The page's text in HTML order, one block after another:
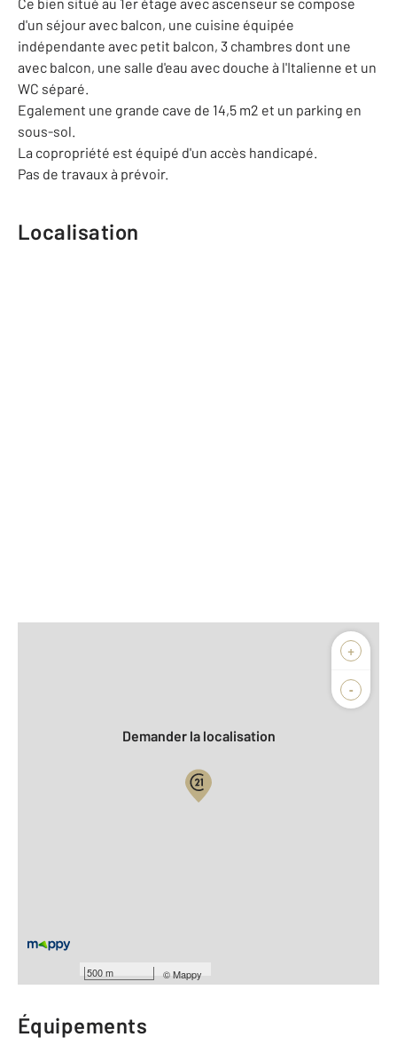
d'un séjour avec balcon, une cuisine équipée
indépendante avec petit balcon, 3 chambres dont une
avec balcon, une salle d'eau avec douche à l'Italienne et un
WC séparé.
Egalement une grande cave de 14,5 m2 et un parking en
sous-sol.
La copropriété est équipé d'un accès handicapé.
Pas de travaux à prévoir.
Localisation
+
-
500 m ©Mappy
Biens vendus
Demander la localisation
Type de construction : Traditionnelle
Année construction : 1984
Équipements